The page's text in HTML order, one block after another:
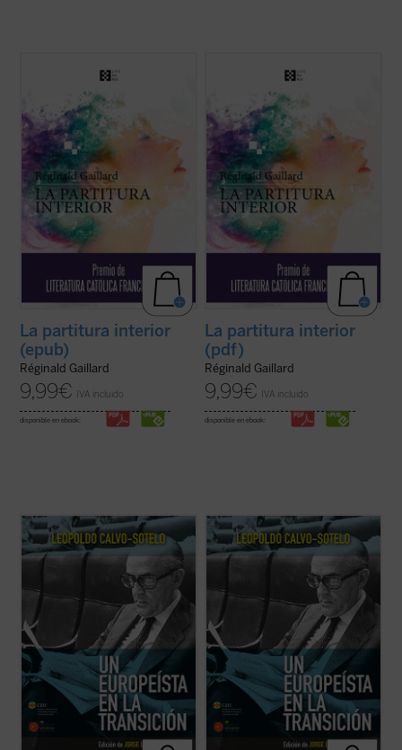
las historias de vida de Charlotte, «la loca
del pueblo», y Jan, un músico holandés
quien huye de un amor perdido, tienen en
común una búsqueda espiritual de
trascendiencia y belleza, una relación ...
(ver ficha)
La partitura interior
(epub)
Réginald Gaillard
9,99€ IVA incluido
disponible en ebook:
las historias de vida de Charlotte, «la loca
del pueblo», y Jan, un músico holandés
quien huye de un amor perdido, tienen en
común una búsqueda espiritual de
trascendiencia y belleza, una relación ...
(ver ficha)
La partitura interior
(pdf)
Réginald Gaillard
9,99€ IVA incluido
disponible en ebook:
El presente volumen recoge una cuidada
selección de los discursos y conferencias
sobre Europa, pronunciados por Leopoldo
primera recopila algunas intervenciones
durante su periodo en la primera línea de ...
(ver ficha)
El presente volumen recoge una cuidada
selección de los discursos y conferencias
sobre Europa, pronunciados por Leopoldo
primera recopila algunas intervenciones
durante su periodo en la primera línea de ...
(ver ficha)